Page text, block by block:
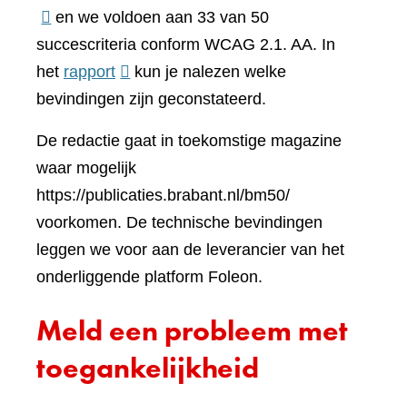
en we voldoen aan 33 van 50
succescriteria conform WCAG 2.1. AA. In
het rapport(verwijst
naar
andere
website)
kun je nalezen welke
bevindingen zijn geconstateerd.
De redactie gaat in toekomstige magazine
waar mogelijk
https://publicaties.brabant.nl/bm50/
voorkomen. De technische bevindingen
leggen we voor aan de leverancier van het
onderliggende platform Foleon.
Meld een probleem met
toegankelijkheid